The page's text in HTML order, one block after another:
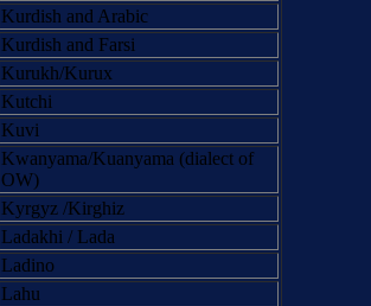
Kurdish and Arabic
Kurdish and Farsi
Kurukh/Kurux
Kutchi
Kuvi
Kwanyama/Kuanyama (dialect of
OW)
Kyrgyz /Kirghiz
Ladakhi / Lada
Ladino
Lahu